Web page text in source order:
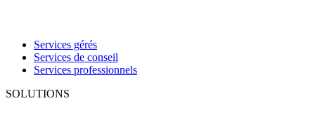
Services gérés
Services de conseil
Services professionnels
SOLUTIONS